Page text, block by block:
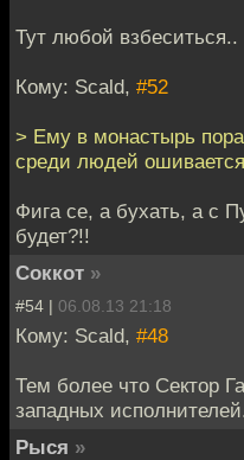
Тут любой
Кому: Scald, #52
> Ему в монастырь
среди людей
Фига се, а бухать, а с
будет?!!
Соккот »
#54 | 06.08.13 21:18
Кому: Scald, #48
Тем более что Сектор
западных
Рыся »